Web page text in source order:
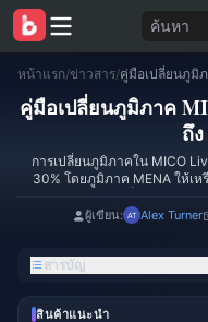
ค้นหา
หน้าแรก/ข่าวสาร/
คู่มือเปลี่ยนภูมิภาค
ถึ
การเปลี่ยนภูมิภาคใน MICO
30% โดยภูมิภาค MENA ให้เ
ภูมิภาคอย่างครบถ้วน ข้อกำหน
ผู้เขียน: Alex Turner
สารบัญ
สินค้าแนะนำ